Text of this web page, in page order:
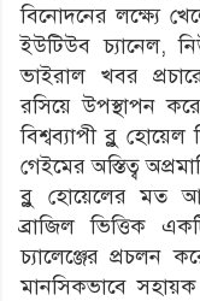
বিনোদনের লক্ষ্যে
ইউটিউব চ্যানেল,
ভাইরাল খবর
রসিয়ে উপস্থাপন
বিশ্বব্যাপী ব্লু
গেইমের অস্তিত্ব
ব্লু হোয়েলের মত
ব্রাজিল ভিত্তিক
চ্যালেঞ্জের প্রচলন
মানসিকভাবে